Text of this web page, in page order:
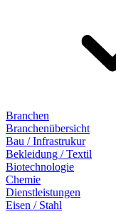
Branchen
Branchenübersicht
Bau / Infrastrukur
Bekleidung / Textil
Biotechnologie
Chemie
Dienstleistungen
Eisen / Stahl